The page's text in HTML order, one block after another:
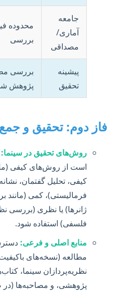
جامعه
آماری/
مصداقی
محدوده
بررسی
پیشینه
تحقیق
بررسی
پژوهش
فاز دوم: تحقیق و
روش‌های تحقیق در سینما:
است از روش‌های کیفی
کیفی، تحلیل گفتمان،
فرمالیستی)، کمی (مانند
ژانرها) یا نظری (بررسی
فلسفی) استفاده شود.
منابع اصلی و فرعی:
مطالعه (نسخه‌های
نظریه‌پردازان سینما،
پژوهشی، و مصاحبه‌ها